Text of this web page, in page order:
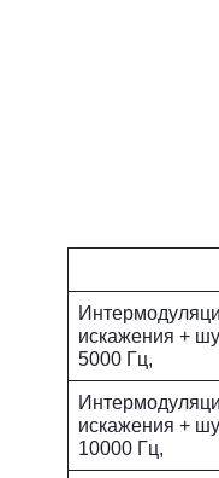
искажения +
5000 Гц,
искажения +
10000 Гц,